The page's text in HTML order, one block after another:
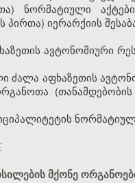
ნორმატიული
იერარქიის
ავტონომიური
ძალა აფხაზეთის
მქონე